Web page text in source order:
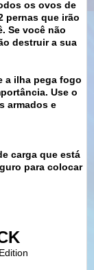
os ovos de
pernas que irão
Se você não
destruir a sua
a ilha pega fogo
Use o
armados e
carga que está
para colocar